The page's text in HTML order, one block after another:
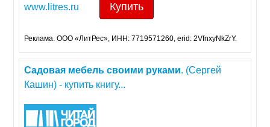
www.litres.ru Купить
Реклама. ООО «ЛитРес», ИНН: 7719571260, erid: 2VfnxyNkZrY.
Садовая мебель своими руками. (Сергей
Кашин) - купить книгу...